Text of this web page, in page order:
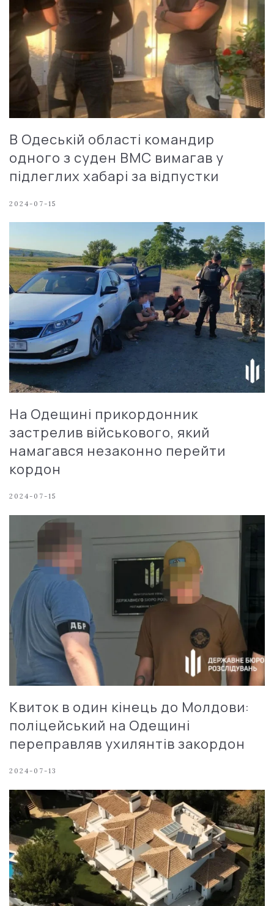
В Одеській області командир
одного з суден ВМС вимагав у
підлеглих хабарі за відпустки
2024-07-15
На Одещині прикордонник
застрелив військового, який
намагався незаконно перейти
кордон
2024-07-15
Квиток в один кінець до Молдови:
поліцейський на Одещині
переправляв ухилянтів закордон
2024-07-13